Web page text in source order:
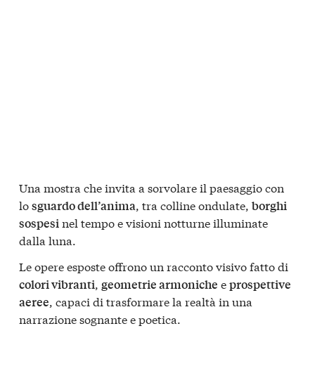
Una mostra che invita a sorvolare il paesaggio con
losguardo dell’anima, tra colline ondulate, borghi
sospesinel tempo e visioni notturne illuminate
dalla luna.
Le opere esposte offrono un racconto visivo fatto di
colori vibranti, geometrie armoniche eprospettive
aeree, capaci di trasformare la realtà in una
narrazione sognante e poetica.